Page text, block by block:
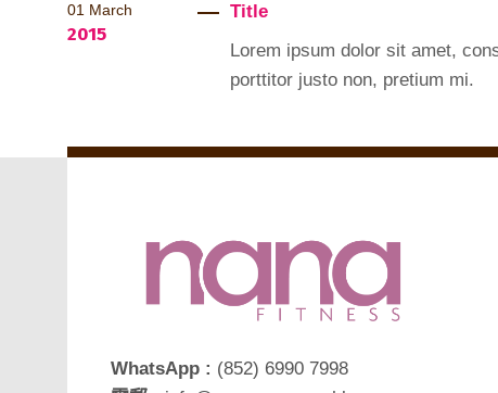
01 March
2015
Title
Lorem ipsum dolor sit amet,
porttitor justo non, pretium mi.
WhatsApp : (852) 6990 7998